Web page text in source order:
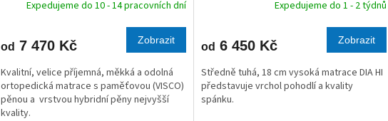
M
A
Expedujeme do 10 - 14 pracovních dní
od 7 470 Kč Zobrazit
Kvalitní, velice příjemná, měkká a odolná
ortopedická matrace s paměťovou (VISCO)
pěnou a vrstvou hybridní pěny nejvyšší
kvality.
M
A
Expedujeme do 1 - 2 týdnů
od 6 450 Kč Zobrazit
Středně tuhá, 18 cm vysoká matrace DIA HI
představuje vrchol pohodlí a kvality
spánku.